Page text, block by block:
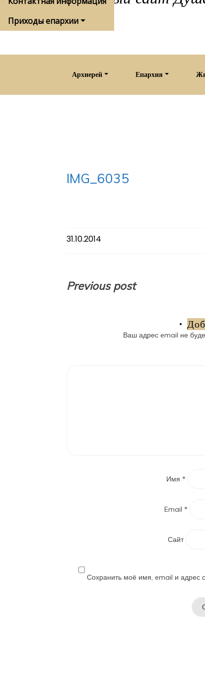
Приходы епархии
Архиерей Епархия
IMG_6035
31.10.2014
Навигация
Previous post
Ваш адрес email не
Имя *
Email *
Сайт
Сохранить моё имя, email и адрес